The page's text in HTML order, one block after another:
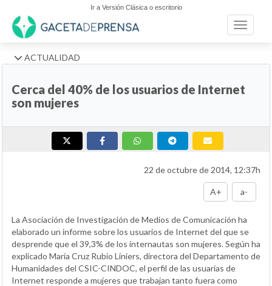
Ir a Versión Clásica o escritorio
Toggle
ACTUALIDAD
Cerca del 40% de los usuarios de Internet
son mujeres
22 de octubre de 2014, 12:37h
A+ a-
La Asociación de Investigación de Medios de Comunicación ha
elaborado un informe sobre los usuarios de Internet del que se
desprende que el 39,3% de los internautas son mujeres. Según ha
explicado María Cruz Rubio Liniers, directora del Departamento de
Humanidades del CSIC-CINDOC, el perfil de las usuarias de
Internet responde a mujeres que trabajan tanto fuera como